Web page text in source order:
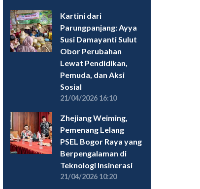
Kartini dari
Parungpanjang: Ayya
Susi Damayanti Sulut
Obor Perubahan
Lewat Pendidikan,
Pemuda, dan Aksi
Sosial
21/04/2026 16:10
Zhejiang Weiming,
Pemenang Lelang
PSEL Bogor Raya yang
Berpengalaman di
Teknologi Insinerasi
21/04/2026 10:20